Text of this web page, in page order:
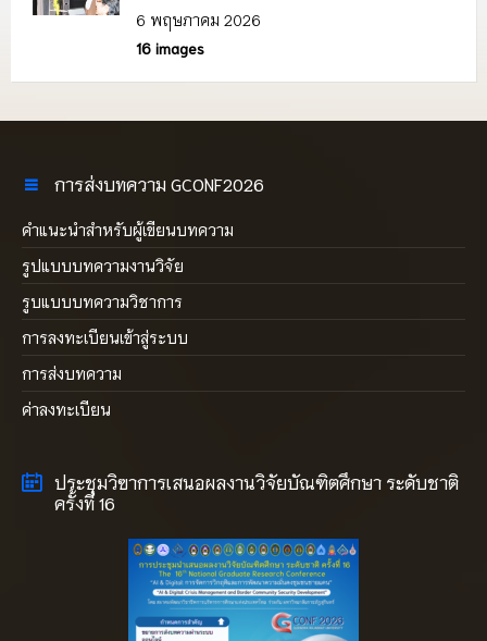
6 พฤษภาคม 2026
16 images
การส่งบทความ GCONF2026
คำแนะนำสำหรับผู้เขียนบทความ
รูปแบบบทความงานวิจัย
รูบแบบบทความวิชาการ
การลงทะเบียนเข้าสู่ระบบ
การส่งบทความ
ค่าลงทะเบียน
ประชุมวิฃาการเสนอผลงานวิจัยบัณฑิตศึกษา ระดับชาติ
ครั้งที่ 16